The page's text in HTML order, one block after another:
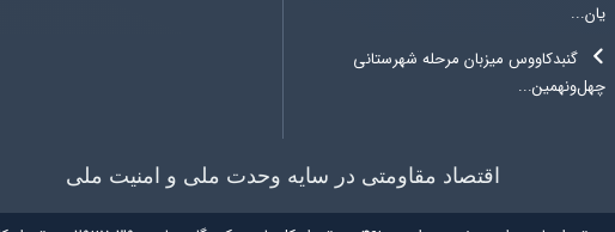
یان...
گنبدکاووس میزبان مرحله شهرستانی
چهل‌ونهمین...
اقتصاد مقاومتی در سایه وحدت ملی و امنیت ملی